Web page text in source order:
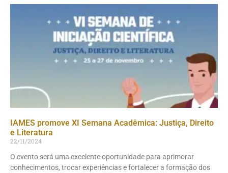
IAMES promove XI Semana Acadêmica: Justiça, Direito
e Literatura
22/11/2024
O evento será uma excelente oportunidade para aprimorar
conhecimentos, trocar experiências e fortalecer a formação dos